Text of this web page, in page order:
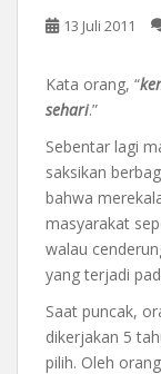
13 Juli 2011
Kata orang, “
sehari.”
Sebentar lagi
saksikan
bahwa
masyarakat
walau
yang terjadi
Saat puncak,
dikerjakan 5
pilih. Oleh